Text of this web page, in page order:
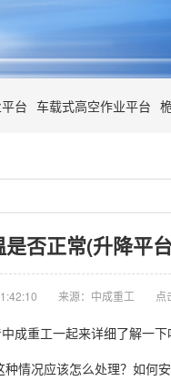
台 车载式高空作业平台
否正常(升降平
来源：中成重工 点
成重工一起来详细了解一下
情况应该怎么处理？如何